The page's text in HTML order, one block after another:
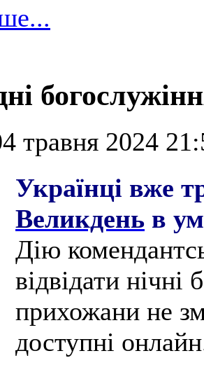
травня 2024
Українці вже
Великдень в
Дію
відвідати нічні
прихожани не
доступні